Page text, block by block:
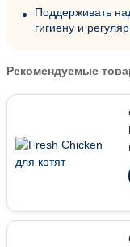
Поддерживать
гигиену и
Рекомендуемые